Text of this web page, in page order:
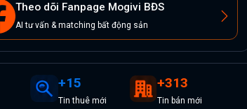
Theo dõi Fanpage Mogivi BĐS
AI tư vấn & matching bất động sản
+15
Tinthuêmới
+313
Tin bán mới